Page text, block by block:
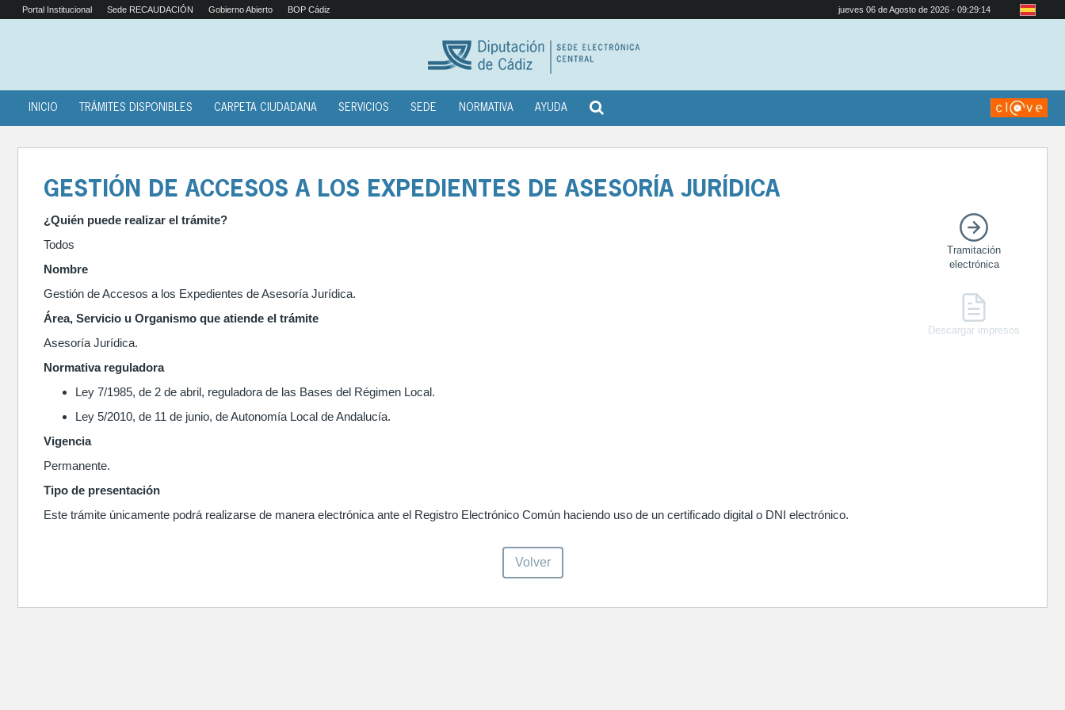
Portal Institucional Sede RECAUDACIÓN Gobierno Abierto BOP Cádiz jueves 06 de Agosto de 2026 - 09:29:14
INICIO TRÁMITES DISPONIBLES CARPETA CIUDADANA SERVICIOS SEDE NORMATIVA AYUDA
GESTIÓN DE ACCESOS A LOS EXPEDIENTES DE ASESORÍA JURÍDICA
¿Quién puede realizar el trámite?
Todos
Nombre
Gestión de Accesos a los Expedientes de Asesoría Jurídica.
Área, Servicio u Organismo que atiende el trámite
Asesoría Jurídica.
Normativa reguladora
Ley 7/1985, de 2 de abril, reguladora de las Bases del Régimen Local.
Ley 5/2010, de 11 de junio, de Autonomía Local de Andalucía.
Vigencia
Permanente.
Tipo de presentación
Este trámite únicamente podrá realizarse de manera electrónica ante el Registro Electrónico Común haciendo uso de un certificado digital o DNI electrónico.
Tramitación
electrónica
Descargar impresos
Volver